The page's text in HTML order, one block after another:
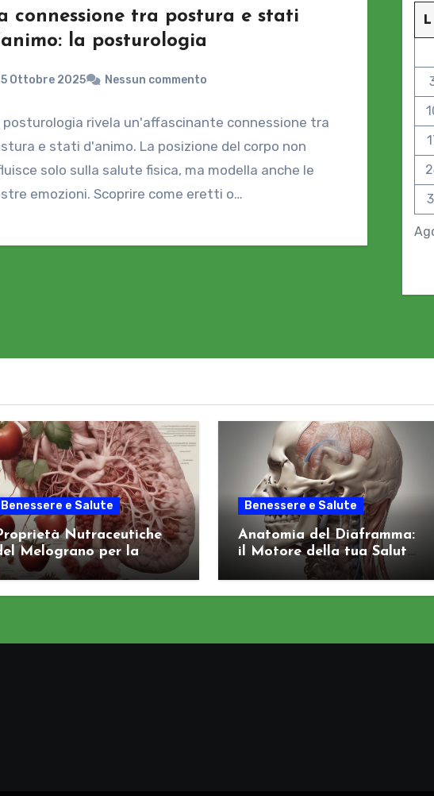
connessione tra postura e stati
la posturologia
5 Ottobre 2025 Nessun commento
posturologia rivela un'affascinante connessione tra
e stati d'animo. La posizione del corpo non
solo sulla salute fisica, ma modella anche le
emozioni. Scoprire come eretti o…
L
Benessere e Salute
Nutraceutiche
Melograno per la
Arteriosa
Benessere e Salute
Anatomia del Diaframma:
il Motore della tua Salute